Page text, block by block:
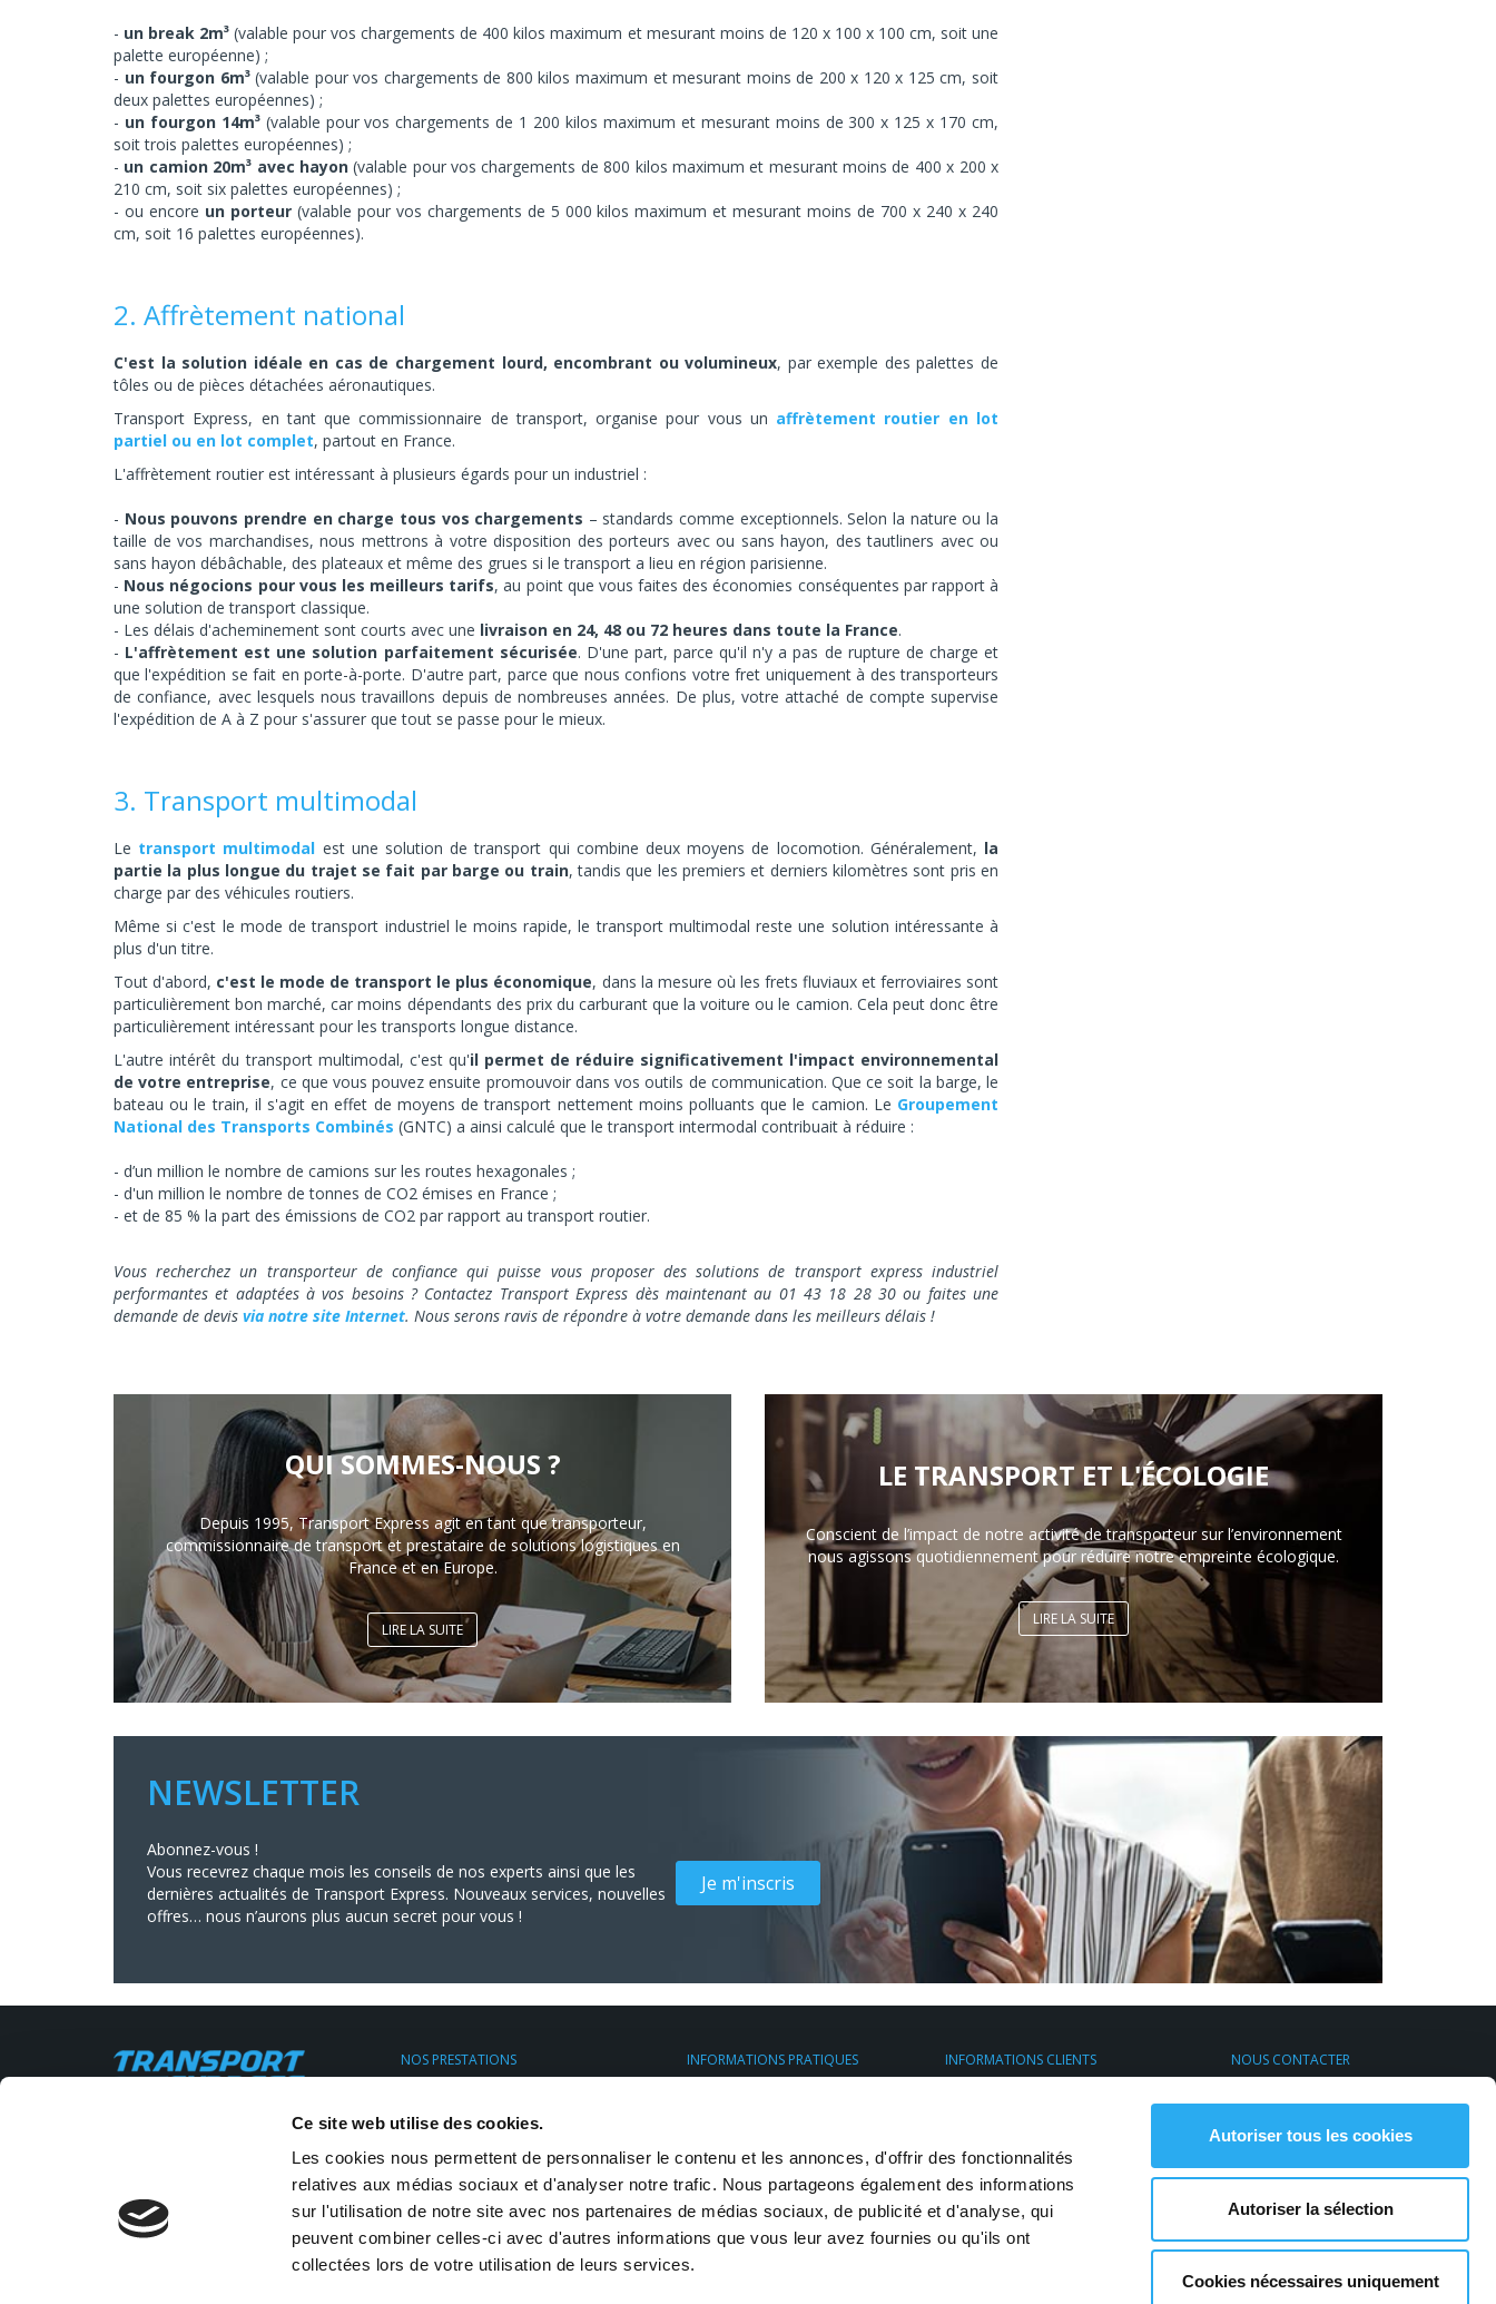
Ce site web utilise des cookies.
Les cookies nous permettent de personnaliser le contenu et les annonces, d'offrir des fonctionnalités
relatives aux médias sociaux et d'analyser notre trafic. Nous partageons également des informations
sur l'utilisation de notre site avec nos partenaires de médias sociaux, de publicité et d'analyse, qui
peuvent combiner celles-ci avec d'autres informations que vous leur avez fournies ou qu'ils ont
collectées lors de votre utilisation de leurs services.
Autoriser tous les cookies
Autoriser la sélection
Cookies nécessaires uniquement
un break 2m³ (valable pour vos chargements de 400 kilos maximum et mesurant moins de 120 x 100 x 100 cm, soit une
palette européenne) ;
un fourgon 6m³(valable pour vos chargements de 800 kilos maximum et mesurant moins de 200 x 120 x 125 cm, soit
deux palettes européennes) ;
un fourgon 14m³(valable pour vos chargements de 1 200 kilos maximum et mesurant moins de 300 x 125 x 170 cm,
soit trois palettes européennes) ;
un camion 20m³ avec hayon(valable pour vos chargements de 800 kilos maximum et mesurant moins de 400 x 200 x
210 cm, soit six palettes européennes) ;
ou encore un porteur(valable pour vos chargements de 5 000 kilos maximum et mesurant moins de 700 x 240 x 240
cm, soit 16 palettes européennes).
2. Affrètement national
C'est la solution idéale en cas de chargement lourd, encombrant ou volumineux, par exemple des palettes de
tôles ou de pièces détachées aéronautiques.
Transport Express, en tant que commissionnaire de transport, organise pour vous un affrètement routier en lot
partiel ou en lot complet, partout en France.
L'affrètement routier est intéressant à plusieurs égards pour un industriel :
Nous pouvons prendre en charge tous vos chargements – standards comme exceptionnels. Selon la nature ou la
taille de vos marchandises, nous mettrons à votre disposition des porteurs avec ou sans hayon, des tautliners avec ou
sans hayon débâchable, des plateaux et même des grues si le transport a lieu en région parisienne.
Nous négocions pour vous les meilleurs tarifs, au point que vous faites des économies conséquentes par rapport à
une solution de transport classique.
Les délais d'acheminement sont courts avec une livraison en 24, 48 ou 72 heures dans toute la France.
L'affrètement est une solution parfaitement sécurisée. D'une part, parce qu'il n'y a pas de rupture de charge et
que l'expédition se fait en porte-à-porte. D'autre part, parce que nous confions votre fret uniquement à des transporteurs
de confiance, avec lesquels nous travaillons depuis de nombreuses années. De plus, votre attaché de compte supervise
l'expédition de A à Z pour s'assurer que tout se passe pour le mieux.
3. Transport multimodal
Le transport multimodal est une solution de transport qui combine deux moyens de locomotion. Généralement, la
partie la plus longue du trajet se fait par barge ou train, tandis que les premiers et derniers kilomètres sont pris en
charge par des véhicules routiers.
Même si c'est le mode de transport industriel le moins rapide, le transport multimodal reste une solution intéressante à
plus d'un titre.
Tout d'abord, c'est le mode de transport le plus économique, dans la mesure où les frets fluviaux et ferroviaires sont
particulièrement bon marché, car moins dépendants des prix du carburant que la voiture ou le camion. Cela peut donc être
particulièrement intéressant pour les transports longue distance.
L'autre intérêt du transport multimodal, c'est qu'il permet de réduire significativement l'impact environnemental
de votre entreprise, ce que vous pouvez ensuite promouvoir dans vos outils de communication. Que ce soit la barge, le
bateau ou le train, il s'agit en effet de moyens de transport nettement moins polluants que le camion. Le Groupement
National des Transports Combinés (GNTC) a ainsi calculé que le transport intermodal contribuait à réduire :
d’un million le nombre de camions sur les routes hexagonales ;
d'un million le nombre de tonnes de CO2 émises en France ;
et de 85 % la part des émissions de CO2 par rapport au transport routier.
Vous recherchez un transporteur de confiance qui puisse vous proposer des solutions de transport express industriel
performantes et adaptées à vos besoins ? Contactez Transport Express dès maintenant au 01 43 18 28 30 ou faites une
demande de devis via notre site Internet. Nous serons ravis de répondre à votre demande dans les meilleurs délais !
QUI SOMMES-NOUS ?
Depuis 1995, Transport Express agit en tant que transporteur,
commissionnaire de transport et prestataire de solutions logistiques en
France et en Europe.
LIRE LA SUITE
LE TRANSPORT ET L'ÉCOLOGIE
Conscient de l’impact de notre activité de transporteur sur l’environnement
nous agissons quotidiennement pour réduire notre empreinte écologique.
LIRE LA SUITE
NEWSLETTER
Abonnez-vous !
Vous recevrez chaque mois les conseils de nos experts ainsi que les
dernières actualités de Transport Express. Nouveaux services, nouvelles
offres… nous n’aurons plus aucun secret pour vous !
Je m'inscris
Siège social : 11, rue Clapeyron,
info@transportexpress.fr
NOS PRESTATIONS
Transport régulier
Transport sur mesure
Stockage Entreposage
INFORMATIONS PRATIQUES
INFORMATIONS CLIENTS
NOUS CONTACTER
S'inscrire à la newsletter
Contactez-nous